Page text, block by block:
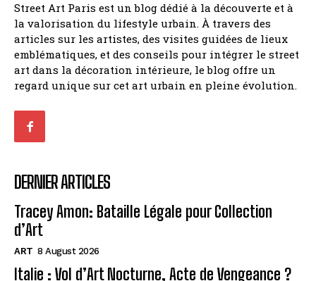
Street Art Paris est un blog dédié à la découverte et à
la valorisation du lifestyle urbain. À travers des
articles sur les artistes, des visites guidées de lieux
emblématiques, et des conseils pour intégrer le street
art dans la décoration intérieure, le blog offre un
regard unique sur cet art urbain en pleine évolution.
DERNIER ARTICLES
Tracey Amon: Bataille Légale pour Collection
d’Art
ART 8 August 2026
Italie : Vol d’Art Nocturne, Acte de Vengeance ?